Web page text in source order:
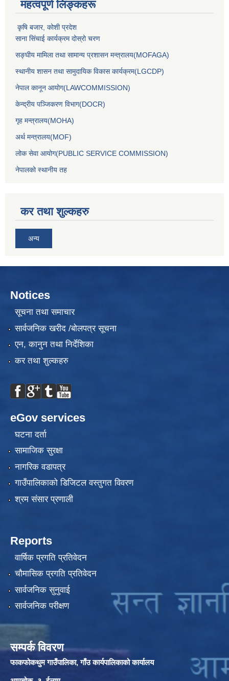
महत्वपूर्ण लिङ्कहरू
कृषि बजार, कोशी प्रदेश
साना सिंचाई कार्यक्रम दोस्रो चरण
सङ्घीय मामिला तथा सामान्य प्रशासन मन्त्रालय(MOFAGA)
स्थानीय शासन तथा सामुदायिक विकास कार्यक्रम(LGCDP)
नेपाल कानून आयोग(LAWCOMMISSION)
केन्‍द्रीय पञ्‍जिकरण विभाग(DOCR)
गृह मन्‍त्रालय(MOHA)
अर्थ मन्‍त्रालय(MOF)
लोक सेवा आयोग(PUBLIC SERVICE COMMISSION)
नेपालको स्थानीय तह
कर तथा शुल्कहरु
अन्य
Notices
सूचना तथा समाचार
सार्वजनिक खरीद /बोलपत्र सूचना
एन, कानुन तथा निर्देशिका
कर तथा शुल्कहरु
eGov services
घटना दर्ता
सामाजिक सुरक्षा
नागरिक वडापत्र
गाउँपालिकाको डिजिटल वस्तुगत विवरण
श्रम संसार प्रणाली
Reports
वार्षिक प्रगति प्रतिवेदन
चौमासिक प्रगति प्रतिवेदन
सार्वजनिक सुनुवाई
सार्वजनिक परीक्षण
सम्पर्क विवरण
फाकफोकथुम गाउँपालिका, गाँउ कार्यपालिकाको कार्यालय